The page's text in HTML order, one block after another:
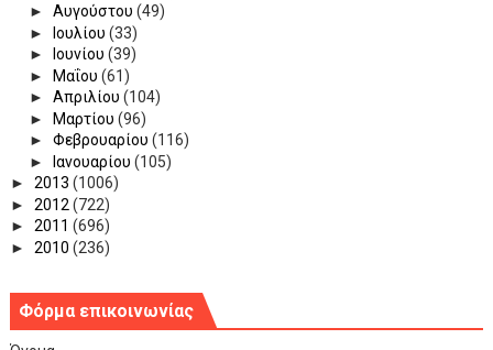
► Αυγούστου (49)
►
Ιουλίου (33)
►
Ιουνίου (39)
►
Μαΐου (61)
► Απριλίου (104)
►
Μαρτίου (96)
► Φεβρουαρίου (116)
►
Ιανουαρίου (105)
► 2013 (1006)
► 2012 (722)
► 2011 (696)
► 2010 (236)
Φόρμα επικοινωνίας